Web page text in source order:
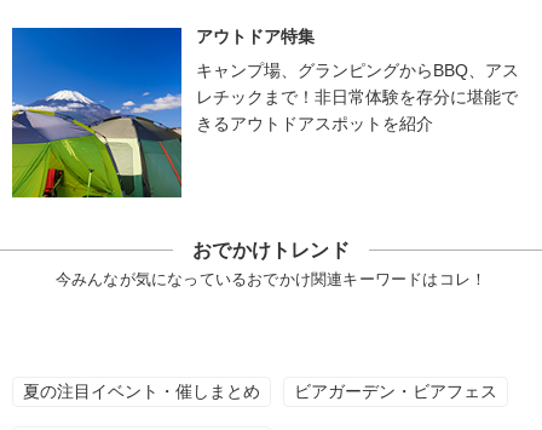
アウトドア特集
キャンプ場、グランピングからBBQ、アス
レチックまで！非日常体験を存分に堪能で
きるアウトドアスポットを紹介
おでかけトレンド
今みんなが気になっているおでかけ関連キーワードはコレ！
夏の注目イベント・催しまとめ ビアガーデン・ビアフェス